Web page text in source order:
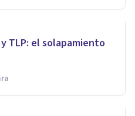
TLP: el solapamiento